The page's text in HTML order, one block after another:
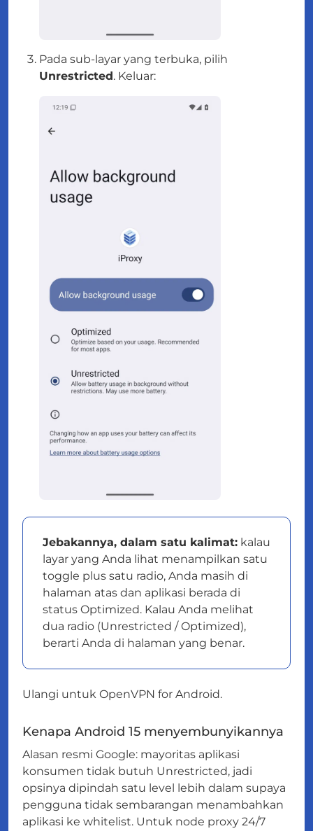
Pada sub-layar yang terbuka, pilih
Unrestricted. Keluar:
Jebakannya, dalam satu kalimat: kalau
layar yang Anda lihat menampilkan satu
toggle plus satu radio, Anda masih di
halaman atas dan aplikasi berada di
status Optimized. Kalau Anda melihat
dua radio (Unrestricted / Optimized),
berarti Anda di halaman yang benar.
Ulangi untuk OpenVPN for Android.
Kenapa Android 15 menyembunyikannya
Alasan resmi Google: mayoritas aplikasi
konsumen tidak butuh Unrestricted, jadi
opsinya dipindah satu level lebih dalam supaya
pengguna tidak sembarangan menambahkan
aplikasi ke whitelist. Untuk node proxy 24/7